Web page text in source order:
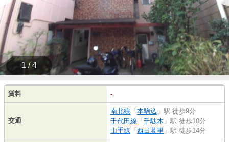
1 / 4
賃料 -
交通
南北線 「 本駒込 」駅 徒歩9分
千代田線 「 千駄木 」駅 徒歩10分
山手線 「 西日暮里 」駅 徒歩14分